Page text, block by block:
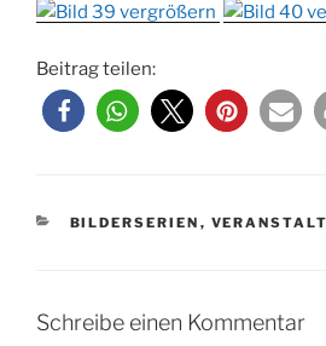
Beitrag teilen:
KATEGORIEN
BILDERSERIEN ,
Schreibe einen Kommentar